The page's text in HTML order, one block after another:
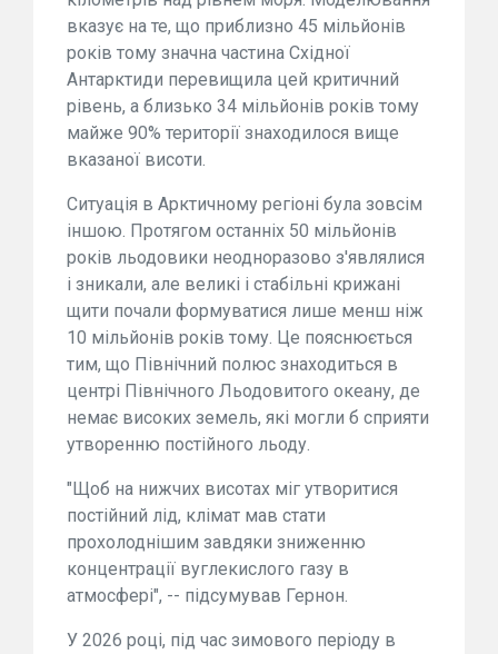
вказує на те, що приблизно 45 мільйонів
років тому значна частина Східної
Антарктиди перевищила цей критичний
рівень, а близько 34 мільйонів років тому
майже 90% території знаходилося вище
вказаної висоти.
Ситуація в Арктичному регіоні була зовсім
іншою. Протягом останніх 50 мільйонів
років льодовики неодноразово з'являлися
і зникали, але великі і стабільні крижані
щити почали формуватися лише менш ніж
10 мільйонів років тому. Це пояснюється
тим, що Північний полюс знаходиться в
центрі Північного Льодовитого океану, де
немає високих земель, які могли б сприяти
утворенню постійного льоду.
"Щоб на нижчих висотах міг утворитися
постійний лід, клімат мав стати
прохолоднішим завдяки зниженню
концентрації вуглекислого газу в
атмосфері", -- підсумував Гернон.
У 2026 році, під час зимового періоду в